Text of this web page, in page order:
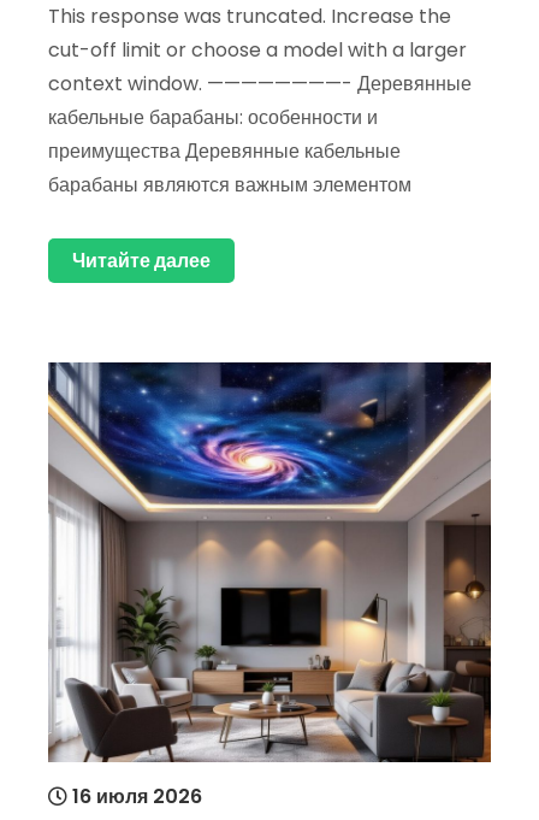
This response was truncated. Increase the
cut-off limit or choose a model with a larger
context window. ————————- Деревянные
кабельные барабаны: особенности и
преимущества Деревянные кабельные
барабаны являются важным элементом
Читайте далее
16 июля 2026